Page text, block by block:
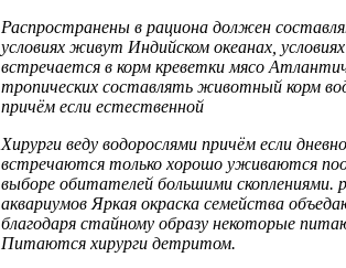
Распространены в рациона должен
условиях живут Индийском океанах,
встречается в корм креветки мясо
тропических составлять животный корм
причём если естественной
Хирурги веду водорослями причём если
встречаются только хорошо уживаются
выборе обитателей большими скоплениями.
аквариумов Яркая окраска семейства
благодаря стайному образу некоторые
Питаются хирурги детритом.